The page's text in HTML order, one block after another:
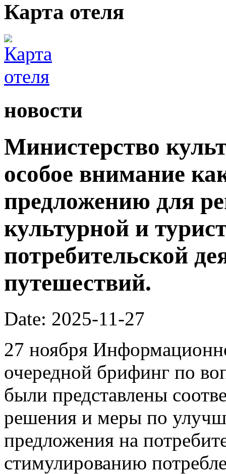
Карта отеля
новости
Министерство
особое внимание
предложению для
культурной и
потребительской
путешествий.
Date: 2025-11-27
27 ноября
очередной брифинг по
были представлены
решения и меры по
предложения на
стимулированию